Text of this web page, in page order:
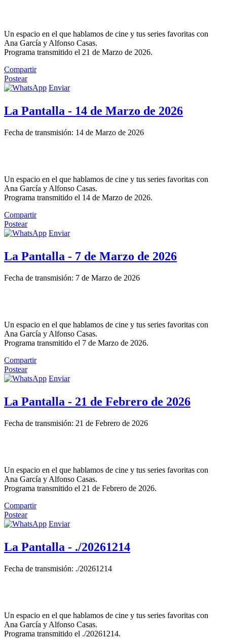
Un espacio en el que hablamos de cine y tus series favoritas con
Ana García y Alfonso Casas.
Programa transmitido el 21 de Marzo de 2026.
Compartir
Postear
Enviar
La Pantalla - 14 de Marzo de 2026
Fecha de transmisión: 14 de Marzo de 2026
Un espacio en el que hablamos de cine y tus series favoritas con
Ana García y Alfonso Casas.
Programa transmitido el 14 de Marzo de 2026.
Compartir
Postear
Enviar
La Pantalla - 7 de Marzo de 2026
Fecha de transmisión: 7 de Marzo de 2026
Un espacio en el que hablamos de cine y tus series favoritas con
Ana García y Alfonso Casas.
Programa transmitido el 7 de Marzo de 2026.
Compartir
Postear
Enviar
La Pantalla - 21 de Febrero de 2026
Fecha de transmisión: 21 de Febrero de 2026
Un espacio en el que hablamos de cine y tus series favoritas con
Ana García y Alfonso Casas.
Programa transmitido el 21 de Febrero de 2026.
Compartir
Postear
Enviar
La Pantalla - ./20261214
Fecha de transmisión: ./20261214
Un espacio en el que hablamos de cine y tus series favoritas con
Ana García y Alfonso Casas.
Programa transmitido el ./20261214.